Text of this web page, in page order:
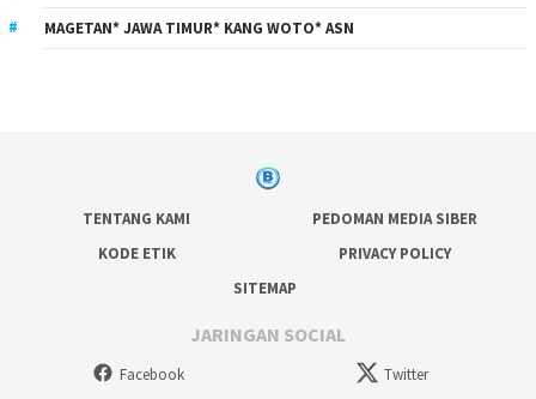
MAGETAN* JAWA TIMUR* KANG WOTO* ASN
TENTANG KAMI
PEDOMAN MEDIA SIBER
KODE ETIK
PRIVACY POLICY
SITEMAP
JARINGAN SOCIAL
Facebook Twitter